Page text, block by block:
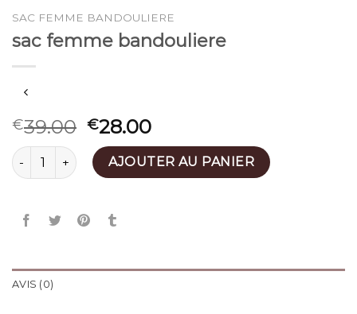
SAC FEMME BANDOULIERE
sac femme bandouliere
€39.00 €28.00
quantité de sac femme bandouliere
AJOUTER AU PANIER
AVIS (0)